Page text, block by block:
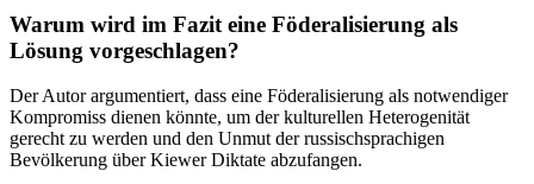
Warum wird im Fazit eine Föderalisierung als
Lösung vorgeschlagen?
Der Autor argumentiert, dass eine Föderalisierung als notwendiger
Kompromiss dienen könnte, um der kulturellen Heterogenität
gerecht zu werden und den Unmut der russischsprachigen
Bevölkerung über Kiewer Diktate abzufangen.